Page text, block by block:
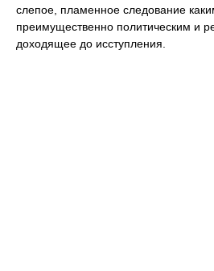
слепое, пламенное следование
преимущественно политическим и
доходящее до исступления.